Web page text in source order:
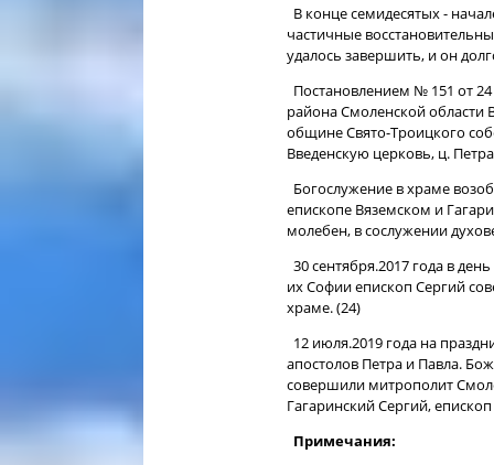
В конце семидесятых -
частичные
удалось завершить, и он
Постановлением № 151 от
района Смоленской области
общине Свято-Троицкого
Введенскую церковь, ц.
Богослужение в храме
епископе Вяземском и
молебен, в сослужении
30 сентября.2017 года в
их Софии епископ Сергий
храме. (24)
12 июля.2019 года на
апостолов Петра и Павла.
совершили митрополит
Гагаринский Сергий,
Примечания: